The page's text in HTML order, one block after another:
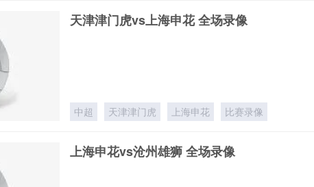
天津津门虎vs上海申花 全场录像
中超 天津津门虎 上海申花 比赛录像
上海申花vs沧州雄狮 全场录像